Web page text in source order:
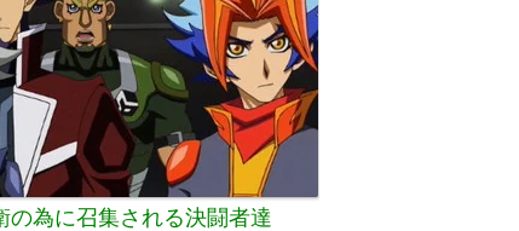
の為に召集される決闘者達